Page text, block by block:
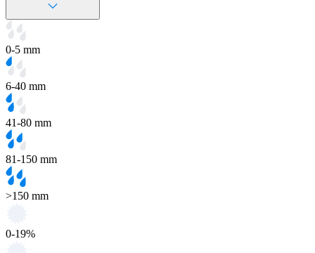
0-5 mm
6-40 mm
41-80 mm
81-150 mm
>150 mm
0-19%